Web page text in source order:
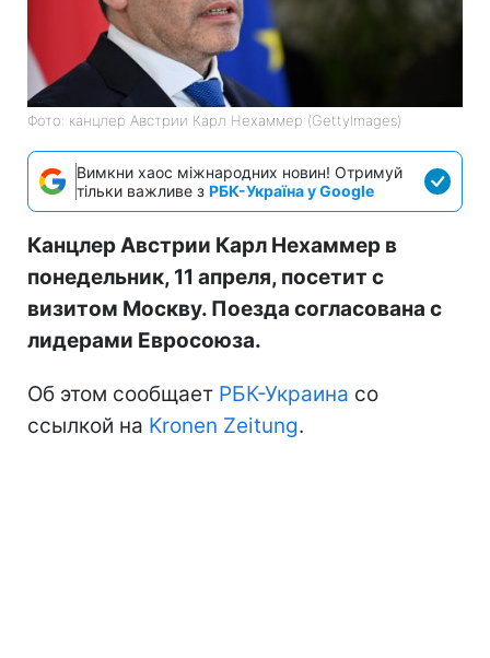
Фото: канцлер Австрии Карл Нехаммер (GettyImages)
Вимкни хаос міжнародних новин! Отримуй
тільки важливе з РБК-Україна у Google
Канцлер Австрии Карл Нехаммер в
понедельник, 11 апреля, посетит с
визитом Москву. Поезда согласована с
лидерами Евросоюза.
Об этом сообщает РБК-Украина со
ссылкой на Kronen Zeitung.